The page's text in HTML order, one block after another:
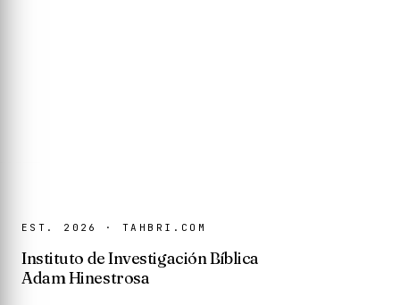
EST. 2026 · TAHBRI.COM
Instituto de Investigación Bíblica
Adam Hinestrosa